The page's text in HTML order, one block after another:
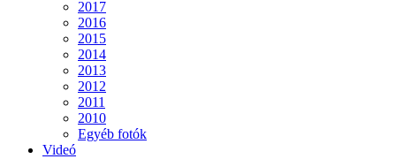
2017
2016
2015
2014
2013
2012
2011
2010
Egyéb fotók
Videó